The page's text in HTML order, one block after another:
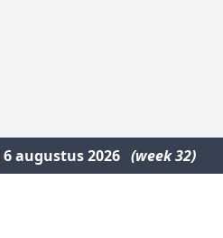
6 augustus 2026 (week 32)